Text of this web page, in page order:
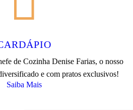
de Cozinha Denise Farias, o nosso
e com pratos exclusivos!
Saiba Mais